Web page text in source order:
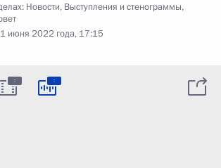
Новости, Выступления и стенограммы,
июня 2022 года, 17:15
: :